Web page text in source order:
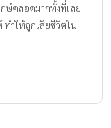
ษ์คลอดมากทั้งที่เลย
ำให้ลูกเสียชีวิตใน